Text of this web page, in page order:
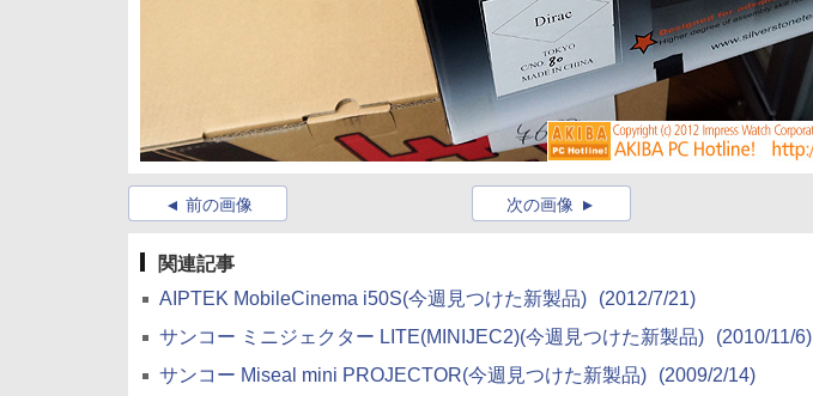
前の画像 次の画像
関連記事
AIPTEK MobileCinema i50S(今週見つけた新製品)
(2012/7/21)
サンコー ミニジェクター LITE(MINIJEC2)(今週見つけた新製品)
(2010/11/6)
サンコー Miseal mini PROJECTOR(今週見つけた新製品)
(2009/2/14)